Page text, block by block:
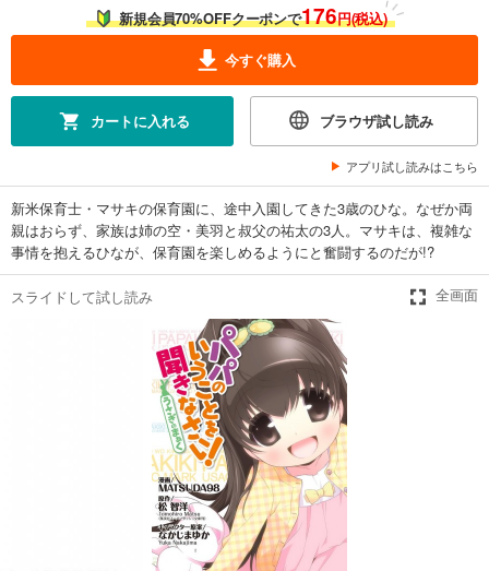
新規会員70%OFFクーポンで176円(税込)
今すぐ購入
カートに入れる ブラウザ試し読み
アプリ試し読みはこちら
新米保育士・マサキの保育園に、途中入園してきた3歳のひな。なぜか両
親はおらず、家族は姉の空・美羽と叔父の祐太の3人。マサキは、複雑な
事情を抱えるひなが、保育園を楽しめるようにと奮闘するのだが!?
スライドして試し読み 全画面